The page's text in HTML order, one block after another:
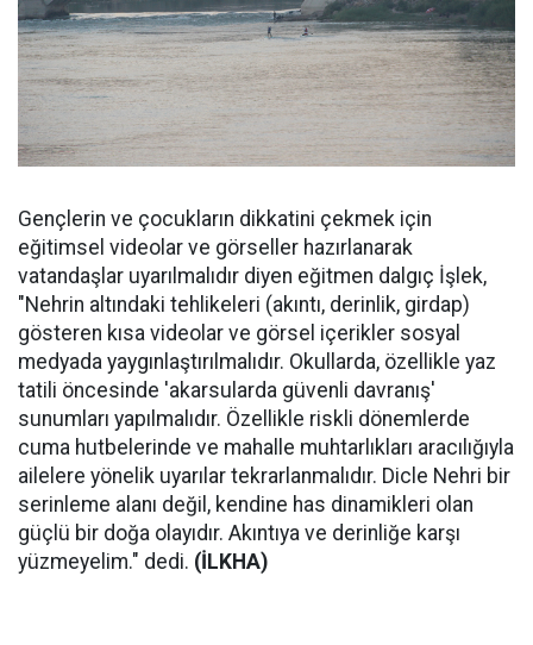
Gençlerin ve çocukların dikkatini çekmek için
eğitimsel videolar ve görseller hazırlanarak
vatandaşlar uyarılmalıdır diyen eğitmen dalgıç İşlek,
"Nehrin altındaki tehlikeleri (akıntı, derinlik, girdap)
gösteren kısa videolar ve görsel içerikler sosyal
medyada yaygınlaştırılmalıdır. Okullarda, özellikle yaz
tatili öncesinde 'akarsularda güvenli davranış'
sunumları yapılmalıdır. Özellikle riskli dönemlerde
cuma hutbelerinde ve mahalle muhtarlıkları aracılığıyla
ailelere yönelik uyarılar tekrarlanmalıdır. Dicle Nehri bir
serinleme alanı değil, kendine has dinamikleri olan
güçlü bir doğa olayıdır. Akıntıya ve derinliğe karşı
yüzmeyelim." dedi. (İLKHA)